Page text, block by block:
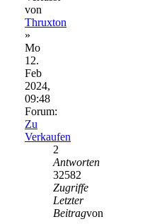
von
Thruxton
»
Mo
12.
Feb
2024,
09:48
Forum:
Zu
Verkaufen
2
Antworten
32582
Zugriffe
Letzter
Beitragvon